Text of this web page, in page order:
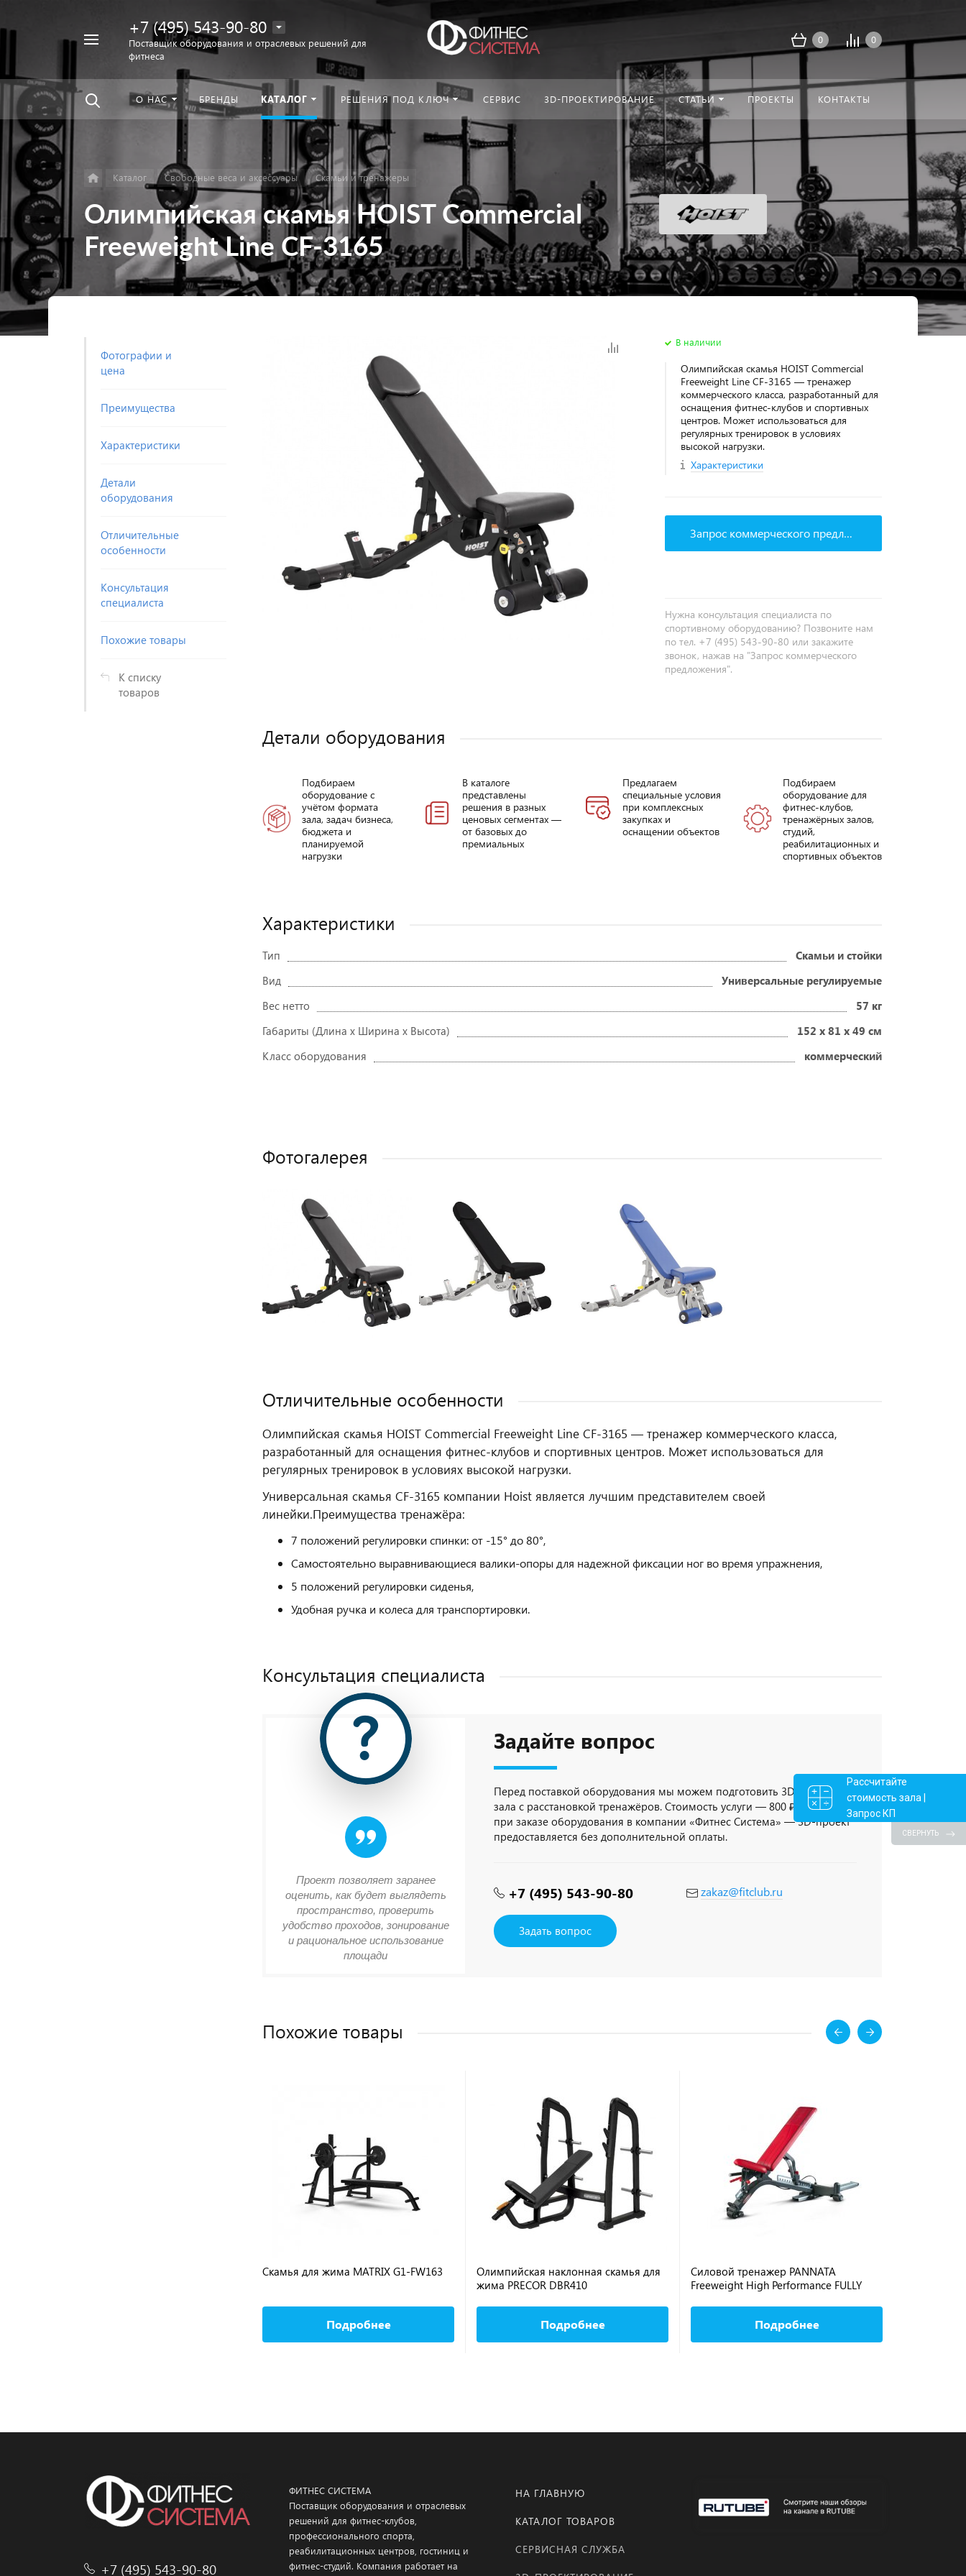
+7 (495) 543-90-80
Поставщик оборудования и отраслевых решений для
фитнеса
0 0
О НАС БРЕНДЫ КАТАЛОГ РЕШЕНИЯ ПОД КЛЮЧ СЕРВИС 3D-ПРОЕКТИРОВАНИЕ СТАТЬИ ПРОЕКТЫ КОНТАКТЫ
Каталог Свободные веса и аксессуары Скамьи и тренажеры
Олимпийская скамья HOIST Commercial
Freeweight Line CF-3165
Фотографии и
цена
Преимущества
Характеристики
Детали
оборудования
Отличительные
особенности
Консультация
специалиста
Похожие товары
К списку
товаров
В наличии
Олимпийская скамья HOIST Commercial
Freeweight Line CF-3165 — тренажер
коммерческого класса, разработанный для
оснащения фитнес‑клубов и спортивных
центров. Может использоваться для
регулярных тренировок в условиях
высокой нагрузки.
Характеристики
Запрос коммерческого предложения
Нужна консультация специалиста по
спортивному оборудованию? Позвоните нам
по тел. +7 (495) 543-90-80 или закажите
звонок, нажав на "Запрос коммерческого
предложения".
Детали оборудования
Подбираем
оборудование с
учётом формата
зала, задач бизнеса,
бюджета и
планируемой
нагрузки
В каталоге
представлены
решения в разных
ценовых сегментах —
от базовых до
премиальных
Предлагаем
специальные условия
при комплексных
закупках и
оснащении объектов
Подбираем
оборудование для
фитнес-клубов,
тренажёрных залов,
студий,
реабилитационных и
спортивных объектов
Характеристики
Тип
Скамьи и стойки
Вид
Универсальные регулируемые
Вес нетто
57 кг
Габариты (Длина х Ширина х Высота)
152 х 81 х 49 cм
Класс оборудования
коммерческий
Фотогалерея
Отличительные особенности
Олимпийская скамья HOIST Commercial Freeweight Line CF-3165 — тренажер коммерческого класса,
разработанный для оснащения фитнес‑клубов и спортивных центров. Может использоваться для
регулярных тренировок в условиях высокой нагрузки.
Универсальная скамья CF-3165 компании Hoist является лучшим представителем своей
линейки.Преимущества тренажёра:
7 положений регулировки спинки: от -15° до 80°,
Самостоятельно выравнивающиеся валики-опоры для надежной фиксации ног во время упражнения,
5 положений регулировки сиденья,
Удобная ручка и колеса для транспортировки.
Консультация специалиста
Задайте вопрос
Перед поставкой оборудования мы можем подготовить 3D-проект
зала с расстановкой тренажёров. Стоимость услуги — 800 ₽/кв.метр,
при заказе оборудования в компании «Фитнес Система» — 3D-проект
предоставляется без дополнительной оплаты.
+7 (495) 543-90-80 zakaz@fitclub.ru
Задать вопрос
Проект позволяет заранее
оценить, как будет выглядеть
пространство, проверить
удобство проходов, зонирование
и рациональное использование
площади
Похожие товары
Скамья для жима MATRIX G1-FW163
Подробнее
Олимпийская наклонная скамья для
жима PRECOR DBR410
Подробнее
Силовой тренажер PANNATA
Freeweight High Performance FULLY
1HP201A
Подробнее
+7 (495) 543-90-80
ФИТНЕС СИСТЕМА
Поставщик оборудования и отраслевых
решений для фитнес-клубов,
профессионального спорта,
реабилитационных центров, гостиниц и
фитнес-студий. Компания работает на
НА ГЛАВНУЮ
КАТАЛОГ ТОВАРОВ
СЕРВИСНАЯ СЛУЖБА
Рассчитайте
стоимость зала |
Запрос КП
СВЕРНУТЬ